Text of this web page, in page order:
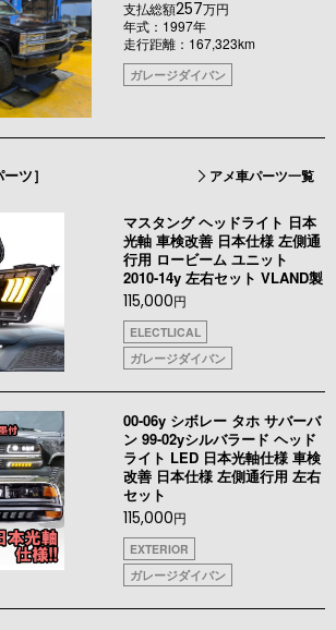
支払総額257万円
年式：1997年
走行距離：167,323km
ガレージダイバン
ツ］ アメ車パーツ一覧
マスタング ヘッドライト 日本
光軸 車検改善 日本仕様 左側通
行用 ロービーム ユニット
2010-14y 左右セット VLAND製
115,000円
ELECTLICAL
ガレージダイバン
00-06y シボレー タホ サバーバ
ン 99-02yシルバラード ヘッド
ライト LED 日本光軸仕様 車検
改善 日本仕様 左側通行用 左右
セット
115,000円
EXTERIOR
ガレージダイバン